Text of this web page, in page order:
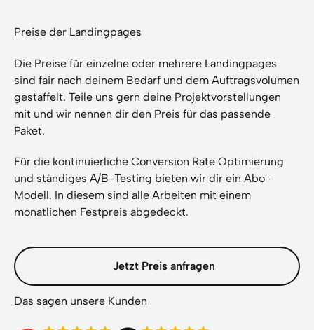
Preise der Landingpages
Die Preise für einzelne oder mehrere Landingpages
sind fair nach deinem Bedarf und dem Auftragsvolumen
gestaffelt. Teile uns gern deine Projektvorstellungen
mit und wir nennen dir den Preis für das passende
Paket.
Für die kontinuierliche Conversion Rate Optimierung
und ständiges A/B-Testing bieten wir dir ein Abo-
Modell. In diesem sind alle Arbeiten mit einem
monatlichen Festpreis abgedeckt.
Jetzt Preis anfragen
Das sagen unsere Kunden